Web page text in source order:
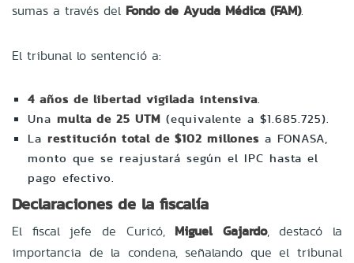
sumas a través del Fondo de Ayuda Médica (FAM).
El tribunal lo sentenció a:
4 años de libertad vigilada intensiva.
Una multa de 25 UTM (equivalente a $1.685.725).
La restitución total de $102 millones a FONASA,
monto que se reajustará según el IPC hasta el
pago efectivo.
Declaraciones de la fiscalía
El fiscal jefe de Curicó, Miguel Gajardo, destacó la
importancia de la condena, señalando que el tribunal